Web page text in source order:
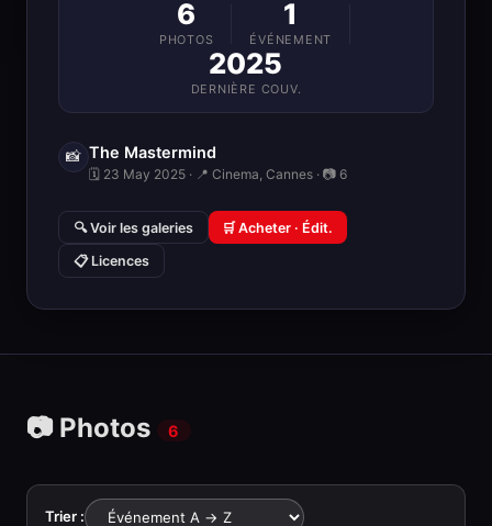
6
PHOTOS
1
ÉVÉNEMENT
2025
DERNIÈRE COUV.
📸 The Mastermind
🗓 23 May 2025 · 📍 Cinema, Cannes · 📷 6
🔍 Voir les galeries 🛒 Acheter · Édit.
📋 Licences
📷 Photos 6
Trier :